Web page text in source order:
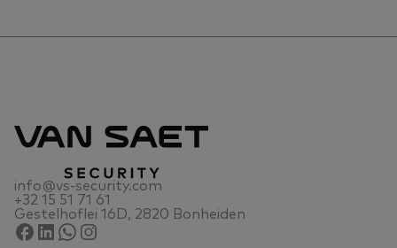
info@vs-security.com
+32 15 51 71 61
Gestelhoflei 16D, 2820 Bonheiden